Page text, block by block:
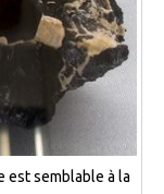
est semblable à la